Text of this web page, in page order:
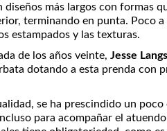
diseños más largos con formas
terminando en punta. Poco
estampados y las texturas.
de los años veinte, Jesse
dotando a esta prenda con
se ha prescindido un
para acompañar el